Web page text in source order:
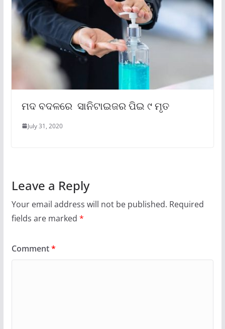
ମଦ ବଦଳରେ ସାନିଟାଇଜର ପିଇ ୯ ମୃତ
July 31, 2020
Leave a Reply
Your email address will not be published. Required
fields are marked *
Comment*